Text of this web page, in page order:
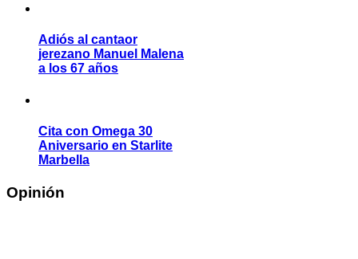
Adiós al cantaor
jerezano Manuel Malena
a los 67 años
Cita con Omega 30
Aniversario en Starlite
Marbella
Opinión